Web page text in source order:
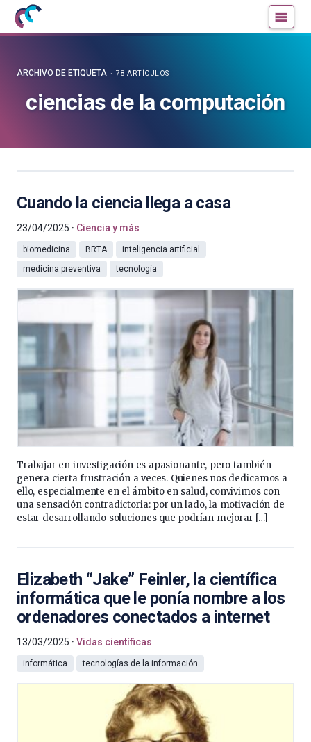
Mujeres
con
blog
ciencias de la computación
ARCHIVO DE ETIQUETA 78 ARTÍCULOS
Cuando la ciencia llega a casa
23/04/2025 Ciencia y más
biomedicina BRTA
inteligencia artificial
medicina preventiva
tecnología
Trabajar en investigación es apasionante, pero también
genera cierta frustración a veces. Quienes nos dedicamos a
ello, especialmente en el ámbito en salud, convivimos con
una sensación contradictoria: por un lado, la motivación de
estar desarrollando soluciones que podrían mejorar […]
Elizabeth “Jake” Feinler, la científica
informática que le ponía nombre a los
ordenadores conectados a internet
13/03/2025 Vidas científicas
informática tecnologías de la información